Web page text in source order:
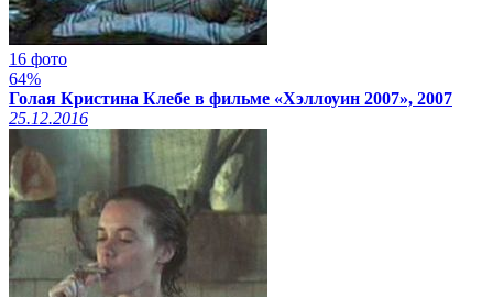
16 фото
64%
Голая Кристина Клебе в фильме «Хэллоуин 2007», 2007
25.12.2016